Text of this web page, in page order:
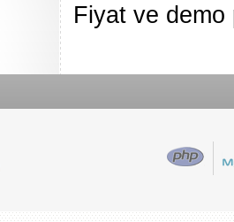
Fiyat ve